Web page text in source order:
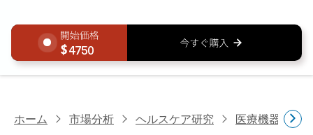
4750
ホーム 市場分析 ヘルスケア研究 医療機器研究